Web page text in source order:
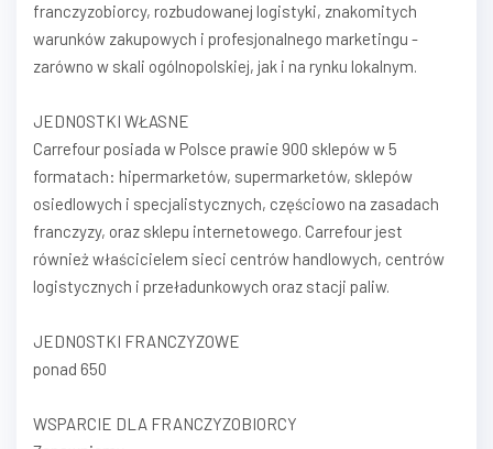
franczyzobiorcy, rozbudowanej logistyki, znakomitych
warunków zakupowych i profesjonalnego marketingu -
zarówno w skali ogólnopolskiej, jak i na rynku lokalnym.
JEDNOSTKI WŁASNE
Carrefour posiada w Polsce prawie 900 sklepów w 5
formatach: hipermarketów, supermarketów, sklepów
osiedlowych i specjalistycznych, częściowo na zasadach
franczyzy, oraz sklepu internetowego. Carrefour jest
również właścicielem sieci centrów handlowych, centrów
logistycznych i przeładunkowych oraz stacji paliw.
JEDNOSTKI FRANCZYZOWE
ponad 650
WSPARCIE DLA FRANCZYZOBIORCY